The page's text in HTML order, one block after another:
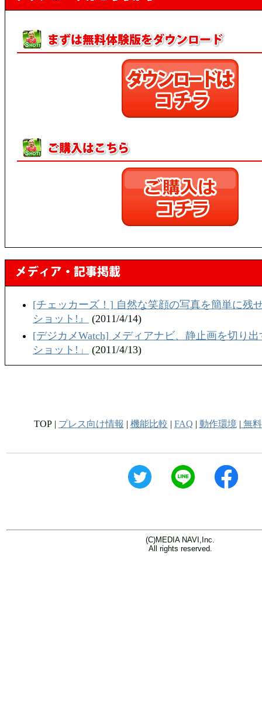
[チェッカーズ！] 自然な笑顔の写真を簡単に残
ショット!』
(2011/4/14)
[デジカメWatch] メディアナビ、静止画を切り
ショット!」
(2011/4/13)
[マイコミジャーナル] "はいチーズ!"はもう終わ
TOP | プレス向け情報 | 機能比較 | FAQ | 動作環境 | 無
(C)MEDIA NAVI,Inc.
All rights reserved.